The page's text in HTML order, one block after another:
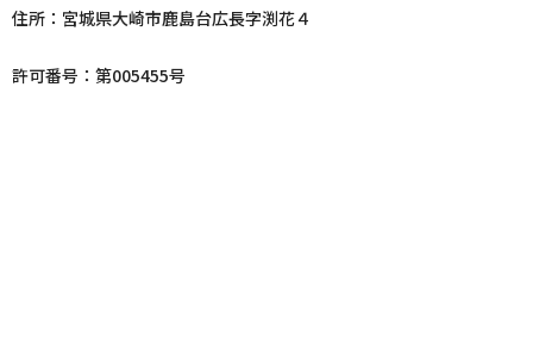
住所：宮城県大崎市鹿島台広長字渕花４
許可番号：第005455号